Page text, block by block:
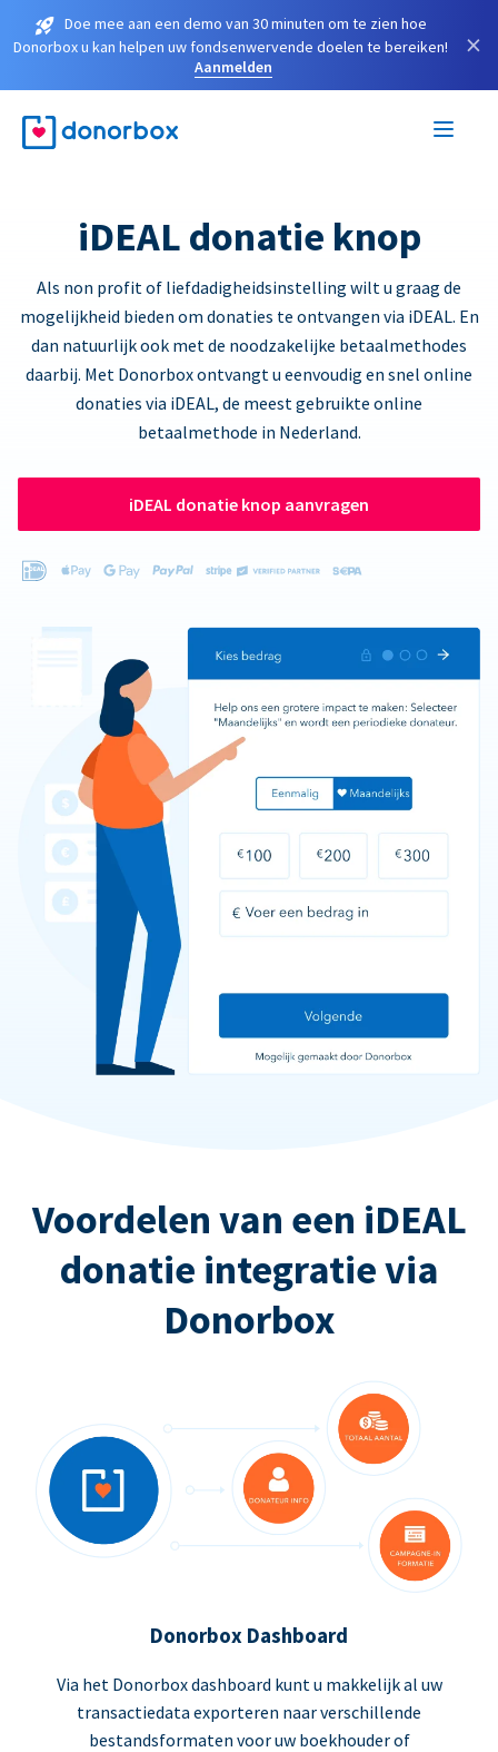
Doe mee aan een demo van 30 minuten om te zien hoe
Donorbox u kan helpen uw fondsenwervende doelen te bereiken!
Aanmelden
×
iDEAL donatie knop
Als non profit of liefdadigheidsinstelling wilt u graag de
mogelijkheid bieden om donaties te ontvangen via iDEAL. En
dan natuurlijk ook met de noodzakelijke betaalmethodes
daarbij. Met Donorbox ontvangt u eenvoudig en snel online
donaties via iDEAL, de meest gebruikte online
betaalmethode in Nederland.
iDEAL donatie knop aanvragen
Voordelen van een iDEAL
donatie integratie via
Donorbox
Donorbox Dashboard
Via het Donorbox dashboard kunt u makkelijk al uw
transactiedata exporteren naar verschillende
bestandsformaten voor uw boekhouder of